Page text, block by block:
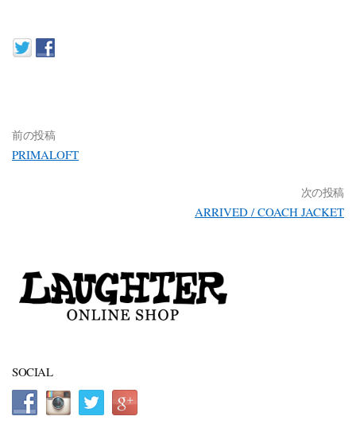
前の投稿
PRIMALOFT
次の投稿
ARRIVED / COACH JACKET
SOCIAL